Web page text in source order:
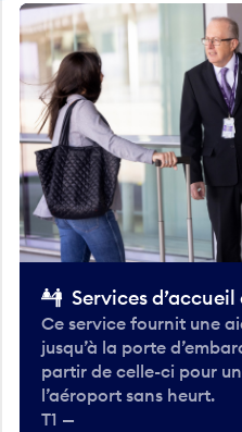
Services d’accueil
Ce service fournit une
jusqu’à la porte
partir de celle-ci pour
l’aéroport sans heurt.
T1 —